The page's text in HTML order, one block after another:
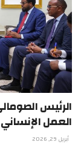
الرئيس
العمل
أبريل 29, 2026